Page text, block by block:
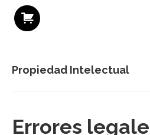
Propiedad Intelectual
Errores